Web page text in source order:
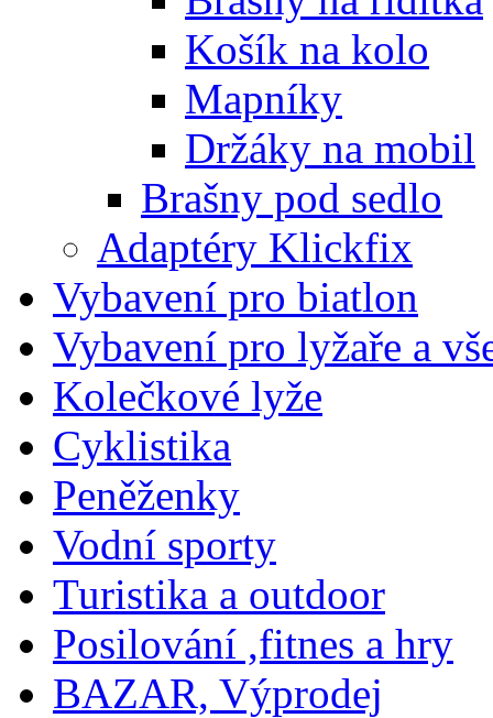
Košík na kolo
Mapníky
Držáky na mobil
Brašny pod sedlo
Adaptéry Klickfix
Vybavení pro biatlon
Vybavení pro lyžaře a
Kolečkové lyže
Cyklistika
Peněženky
Vodní sporty
Turistika a outdoor
Posilování ,fitnes a hry
BAZAR, Výprodej